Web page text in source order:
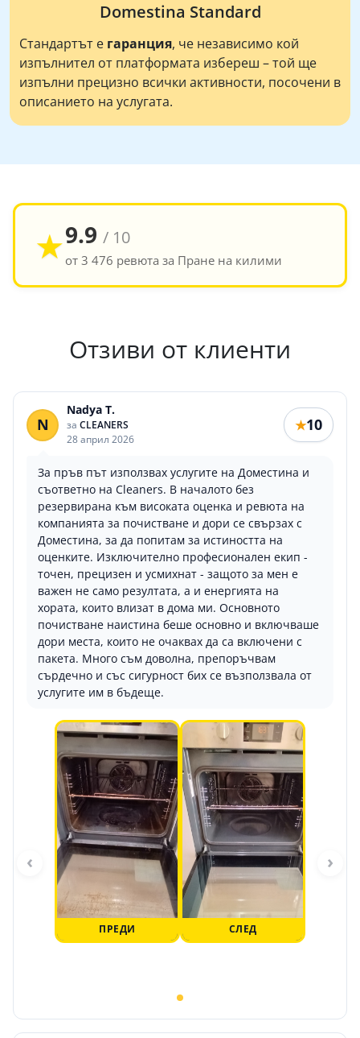
Domestina Standard
Стандартът е гаранция, че независимо кой
изпълнител от платформата избереш – той ще
изпълни прецизно всички активности, посочени в
описанието на услугата.
★9.9 / 10
от 3 476 ревюта за Пране на килими
Отзиви от клиенти
N
Nadya T.
за CLEANERS
28 април 2026
★10
За пръв път използвах услугите на Доместина и
съответно на Cleaners. В началото без
резервирана към високата оценка и ревюта на
компанията за почистване и дори се свързах с
Доместина, за да попитам за истиността на
оценките. Изключително професионален екип -
точен, прецизен и усмихнат - защото за мен е
важен не само резултата, а и енергията на
хората, които влизат в дома ми. Основното
почистване наистина беше основно и включваше
дори места, които не очаквах да са включени с
пакета. Много съм доволна, препоръчвам
сърдечно и със сигурност бих се възползвала от
услугите им в бъдеще.
ПРЕДИ СЛЕД
‹ ›